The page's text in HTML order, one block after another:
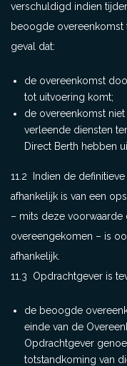
verschuldigd indien
beoogde overeenkomst
geval dat:
de overeenkomst
tot uitvoering komt;
de overeenkomst
verleende diensten
Direct Berth hebben
11.2 Indien de
afhankelijk is van een
– mits deze voorwaarde
overeengekomen – is
afhankelijk.
11.3 Opdrachtgever is
de beoogde
einde van de
Opdrachtgever
totstandkoming van